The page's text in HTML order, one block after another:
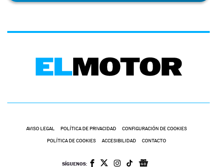
AVISO LEGAL POLÍTICA DE PRIVACIDAD CONFIGURACIÓN DE COOKIES
POLÍTICA DE COOKIES ACCESIBILIDAD CONTACTO
SÍGUENOS: